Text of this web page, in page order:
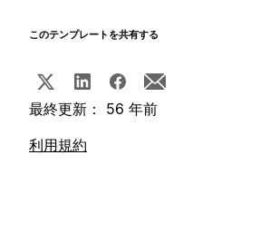
このテンプレートを共有する
最終更新： 56 年前
利用規約